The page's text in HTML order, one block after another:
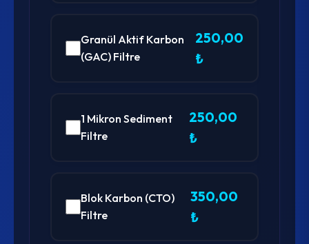
Granül Aktif Karbon
(GAC) Filtre
250,00
₺
1 Mikron Sediment
Filtre
250,00
₺
Blok Karbon (CTO)
Filtre
350,00
₺